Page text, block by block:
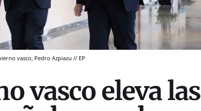
vasco, Pedro Azpiazu // EP
vasco eleva las